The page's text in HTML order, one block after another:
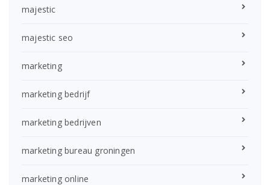
majestic
majestic seo
marketing
marketing bedrijf
marketing bedrijven
marketing bureau groningen
marketing online